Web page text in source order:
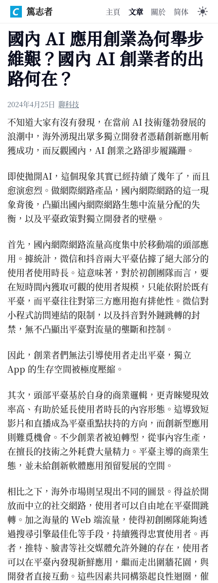
篤志者 主頁 文章 關於 简体
國內 AI 應用創業為何舉步
維艱？國內 AI 創業者的出
路何在？
2024年4月25日 聊科技
不知道大家有沒有發現，在當前 AI 技術蓬勃發展的
浪潮中，海外湧現出眾多獨立開發者憑藉創新應用斬
獲成功，而反觀國內，AI 創業之路卻步履蹣跚。
即使拋開AI，這個現象其實已經持續了幾年了，而且
愈演愈烈。做網際網路產品，國內網際網路的這一現
象背後，凸顯出國內網際網路生態中流量分配的失
衡，以及平臺政策對獨立開發者的壁壘。
首先，國內網際網路流量高度集中於移動端的頭部應
用。據統計，微信和抖音兩大平臺佔據了絕大部分的
使用者使用時長。這意味著，對於初創團隊而言，要
在短時間內獲取可觀的使用者規模，只能依附於既有
平臺，而平臺往往對第三方應用抱有排他性。微信對
小程式訪問連結的限制，以及抖音對外鏈跳轉的封
禁，無不凸顯出平臺對流量的壟斷和控制。
因此，創業者們無法引導使用者走出平臺，獨立
App 的生存空間被極度壓縮。
其次，頭部平臺基於自身的商業邏輯，更青睞變現效
率高、有助於延長使用者時長的內容形態。這導致短
影片和直播成為平臺重點扶持的方向，而創新型應用
則難覓機會。不少創業者被迫轉型，從事內容生產，
在擅長的技術之外耗費大量精力。平臺主導的商業生
態，並未給創新軟體應用預留髮展的空間。
相比之下，海外市場則呈現出不同的圖景。得益於開
放而中立的社交網路，使用者可以自由地在平臺間跳
轉。加之海量的 Web 端流量，使得初創團隊能夠透
過搜尋引擎最佳化等手段，持續獲得忠實使用者。再
者，推特、臉書等社交媒體允許外鏈的存在，使用者
可以在平臺內發現新鮮應用，繼而走出圍牆花園，與
開發者直接互動。這些因素共同構築起良性迴圈，催